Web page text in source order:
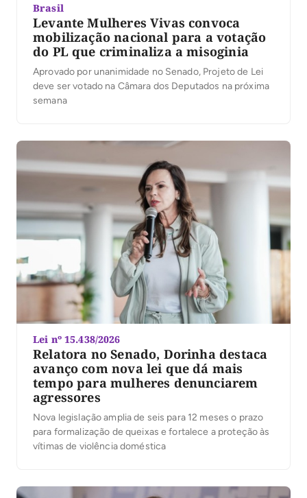
Brasil
Levante Mulheres Vivas convoca
mobilização nacional para a votação
do PL que criminaliza a misoginia
Aprovado por unanimidade no Senado, Projeto de Lei
deve ser votado na Câmara dos Deputados na próxima
semana
Lei nº 15.438/2026
Relatora no Senado, Dorinha destaca
avanço com nova lei que dá mais
tempo para mulheres denunciarem
agressores
Nova legislação amplia de seis para 12 meses o prazo
para formalização de queixas e fortalece a proteção às
vítimas de violência doméstica